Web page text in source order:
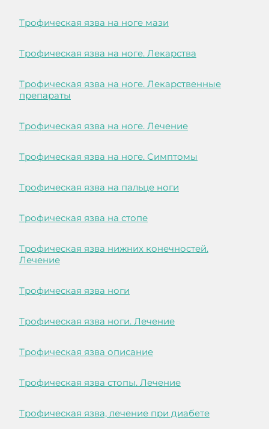
Трофическая язва на ноге мази
Трофическая язва на ноге. Лекарства
Трофическая язва на ноге. Лекарственные
препараты
Трофическая язва на ноге. Лечение
Трофическая язва на ноге. Симптомы
Трофическая язва на пальце ноги
Трофическая язва на стопе
Трофическая язва нижних конечностей.
Лечение
Трофическая язва ноги
Трофическая язва ноги. Лечение
Трофическая язва описание
Трофическая язва стопы. Лечение
Трофическая язва, лечение при диабете